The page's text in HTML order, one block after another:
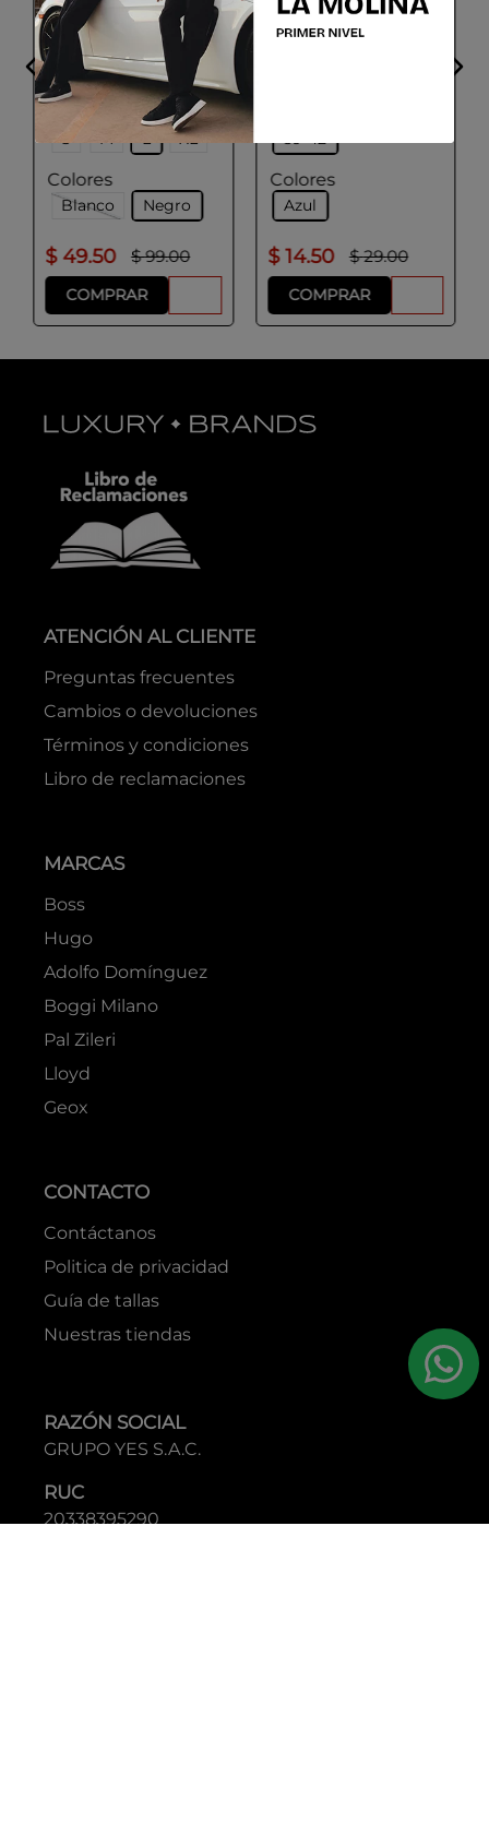
BOSS
Paquete de tres
camisetas interiores
de algodón
Talla
S M L XL
Colores
Blanco Negro
$ 49.50 $ 99.00
COMPRAR
HUGO
Paquete de dos pares
39-42
Colores
Azul
$ 14.50 $ 29.00
COMPRAR
ATENCIÓN AL CLIENTE
Preguntas frecuentes
Cambios o devoluciones
Términos y condiciones
Libro de reclamaciones
MARCAS
Boss
Hugo
Adolfo Domínguez
Boggi Milano
Pal Zileri
Lloyd
Geox
CONTACTO
Contáctanos
Politica de privacidad
Guía de tallas
Nuestras tiendas
RAZÓN SOCIAL
GRUPO YES S.A.C.
RUC
20338395290